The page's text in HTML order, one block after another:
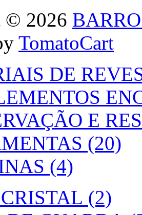
© 2026
TomatoCart
DE
E
(20)
(4)
(2)